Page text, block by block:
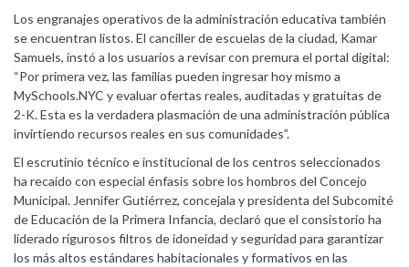
Los engranajes operativos de la administración educativa también
se encuentran listos. El canciller de escuelas de la ciudad, Kamar
Samuels, instó a los usuarios a revisar con premura el portal digital:
“Por primera vez, las familias pueden ingresar hoy mismo a
MySchools.NYC y evaluar ofertas reales, auditadas y gratuitas de
2-K. Esta es la verdadera plasmación de una administración pública
invirtiendo recursos reales en sus comunidades”.
El escrutinio técnico e institucional de los centros seleccionados
ha recaído con especial énfasis sobre los hombros del Concejo
Municipal. Jennifer Gutiérrez, concejala y presidenta del Subcomité
de Educación de la Primera Infancia, declaró que el consistorio ha
liderado rigurosos filtros de idoneidad y seguridad para garantizar
los más altos estándares habitacionales y formativos en las